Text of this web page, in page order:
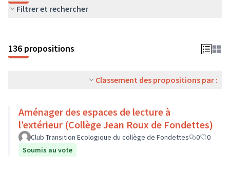
Filtrer et rechercher
136 propositions
Classement des propositions par :
Aménager des espaces de lecture à
l’extérieur (Collège Jean Roux de Fondettes)
Club Transition Ecologique du collège de Fondettes 0
0
Soumis au vote